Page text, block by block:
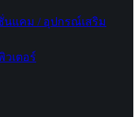
นแคม / อุปกรณ์เสริม
เตอร์